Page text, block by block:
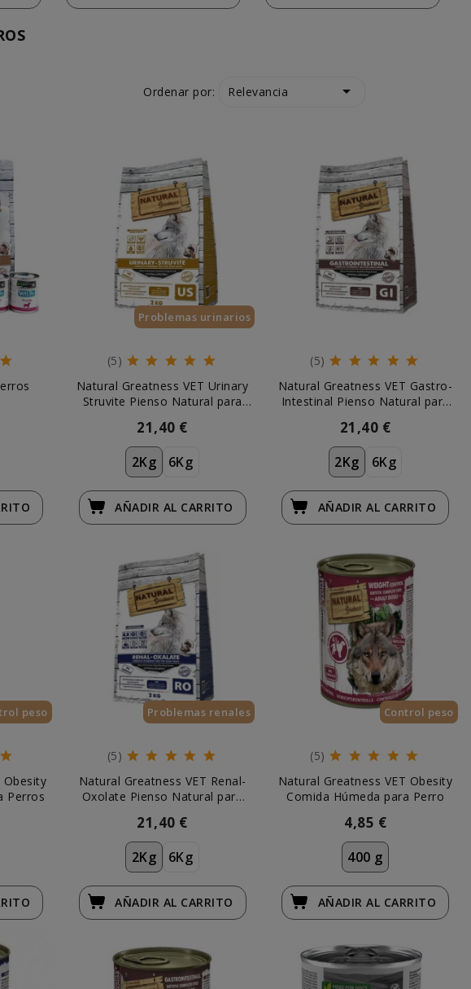
Ordenar por: Relevancia 
Problemas urinarios
(5)
Natural Greatness VET Urinary
Struvite Pienso Natural para
21,40 €
2Kg 6Kg
AÑADIR AL CARRITO
(5)
Natural Greatness VET Gastro-
Intestinal Pienso Natural para
21,40 €
2Kg 6Kg
AÑADIRAL CARRITO
peso
Obesity
Perros
Problemas renales
(5)
Natural Greatness VET Renal-
Oxolate Pienso Natural para
21,40 €
2Kg 6Kg
AÑADIR AL CARRITO
Control peso
(5)
Natural Greatness VET Obesity
Comida Húmeda para Perro
4,85 €
400 g
AÑADIRAL CARRITO